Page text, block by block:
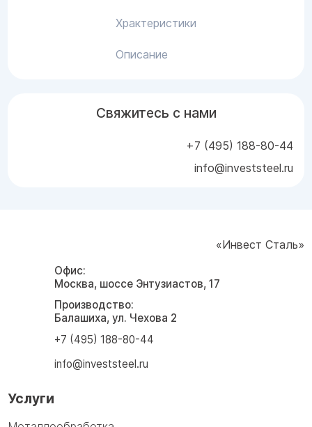
Храктеристики
Описание
Свяжитесь с нами
+7 (495) 188-80-44
info@investsteel.ru
«Инвест Сталь»
Офис:
Москва, шоссе Энтузиастов, 17
Производство:
Балашиха, ул. Чехова 2
+7 (495) 188-80-44
info@investsteel.ru
Услуги